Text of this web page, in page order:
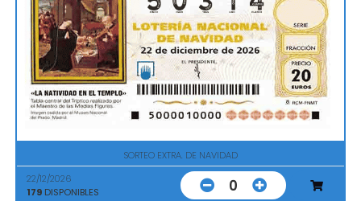
SORTEO EXTRA. DE NAVIDAD
22/12/2026
179 DISPONIBLES 0